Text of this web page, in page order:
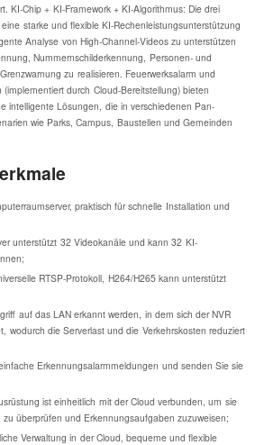
KI-Chip + KI-Framework + KI-Algorithmus: Die drei
starke und flexible KI-Rechenleistungsunterstützung
Analyse von High-Channel-Videos zu unterstützen
Nummernschilderkennung, Personen- und
zu realisieren. Feuerwerksalarm und
durch Cloud-Bereitstellung) bieten
intelligente Lösungen, die in verschiedenen Pan-
wie Parks, Campus, Baustellen und Gemeinden
praktisch für schnelle Installation und
unterstützt 32 Videokanäle und kann 32 KI-
RTSP-Protokoll, H264/H265 kann unterstützt
auf das LAN erkannt werden, in dem sich der NVR
wodurch die Serverlast und die Verkehrskosten reduziert
Erkennungsalarmmeldungen und senden Sie sie
ist einheitlich mit der Cloud verbunden, um sie
überprüfen und Erkennungsaufgaben zuzuweisen;
Verwaltung in der Cloud, bequeme und flexible